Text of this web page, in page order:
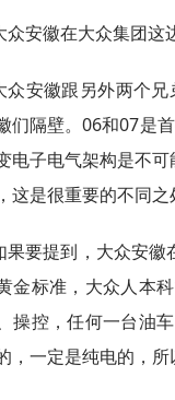
众安徽在大众集团这
众安徽跟另外两个
们隔壁。06和07是
电子电气架构是不
这是很重要的不同之
果要提到，大众安徽
金标准，大众人本
操控，任何一台油
，一定是纯电的，所